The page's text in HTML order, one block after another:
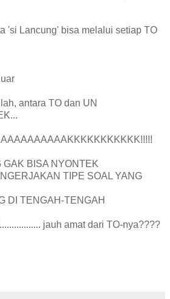
'si Lancung' bisa melalui setiap TO
antara TO dan UN
GAK BISA NYONTEK
TIPE SOAL YANG
DI TENGAH-TENGAH
jauh amat dari TO-nya????